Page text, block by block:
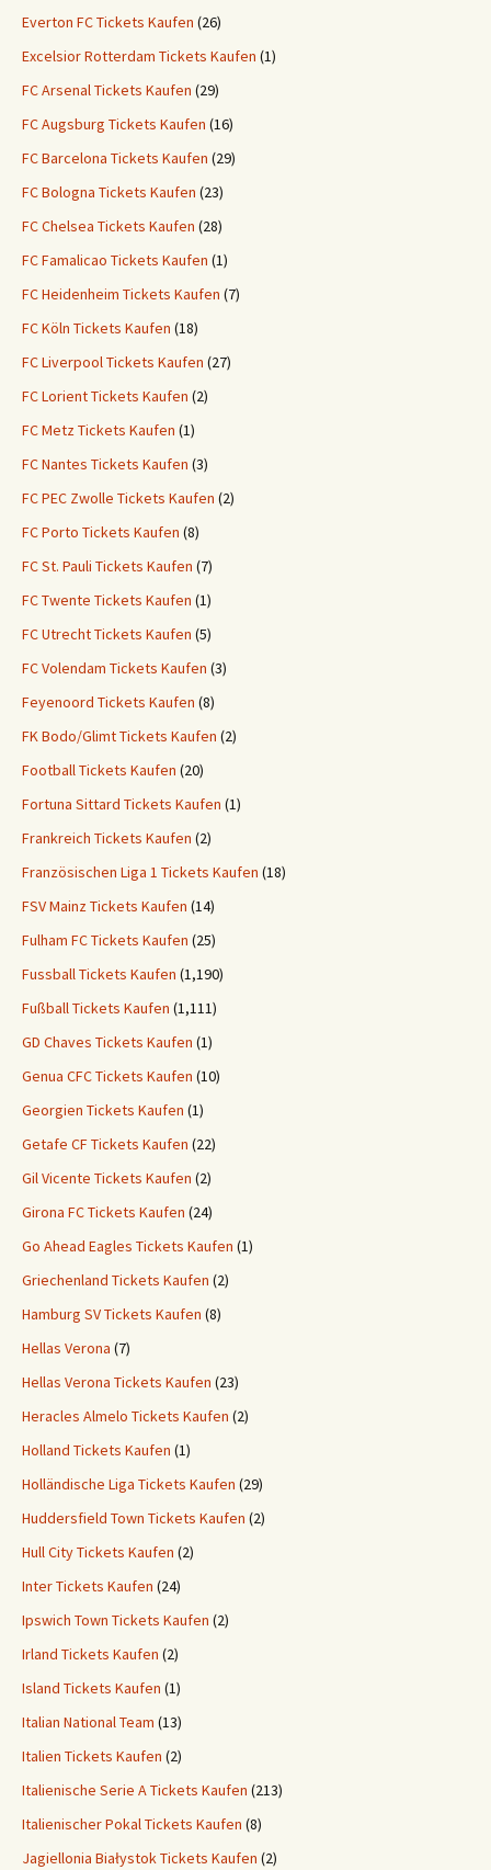
Everton FC Tickets Kaufen (26)
Excelsior Rotterdam Tickets Kaufen (1)
FC Arsenal Tickets Kaufen (29)
FC Augsburg Tickets Kaufen (16)
FC Barcelona Tickets Kaufen (29)
FC Bologna Tickets Kaufen (23)
FC Chelsea Tickets Kaufen (28)
FC Famalicao Tickets Kaufen (1)
FC Heidenheim Tickets Kaufen (7)
FC Köln Tickets Kaufen (18)
FC Liverpool Tickets Kaufen (27)
FC Lorient Tickets Kaufen (2)
FC Metz Tickets Kaufen (1)
FC Nantes Tickets Kaufen (3)
FC PEC Zwolle Tickets Kaufen (2)
FC Porto Tickets Kaufen (8)
FC St. Pauli Tickets Kaufen (7)
FC Twente Tickets Kaufen (1)
FC Utrecht Tickets Kaufen (5)
FC Volendam Tickets Kaufen (3)
Feyenoord Tickets Kaufen (8)
FK Bodo/Glimt Tickets Kaufen (2)
Football Tickets Kaufen (20)
Fortuna Sittard Tickets Kaufen (1)
Frankreich Tickets Kaufen (2)
Französischen Liga 1 Tickets Kaufen (18)
FSV Mainz Tickets Kaufen (14)
Fulham FC Tickets Kaufen (25)
Fussball Tickets Kaufen (1,190)
Fußball Tickets Kaufen (1,111)
GD Chaves Tickets Kaufen (1)
Genua CFC Tickets Kaufen (10)
Georgien Tickets Kaufen (1)
Getafe CF Tickets Kaufen (22)
Gil Vicente Tickets Kaufen (2)
Girona FC Tickets Kaufen (24)
Go Ahead Eagles Tickets Kaufen (1)
Griechenland Tickets Kaufen (2)
Hamburg SV Tickets Kaufen (8)
Hellas Verona (7)
Hellas Verona Tickets Kaufen (23)
Heracles Almelo Tickets Kaufen (2)
Holland Tickets Kaufen (1)
Holländische Liga Tickets Kaufen (29)
Huddersfield Town Tickets Kaufen (2)
Hull City Tickets Kaufen (2)
Inter Tickets Kaufen (24)
Ipswich Town Tickets Kaufen (2)
Irland Tickets Kaufen (2)
Island Tickets Kaufen (1)
Italian National Team (13)
Italien Tickets Kaufen (2)
Italienische Serie A Tickets Kaufen (213)
Italienischer Pokal Tickets Kaufen (8)
Jagiellonia Białystok Tickets Kaufen (2)